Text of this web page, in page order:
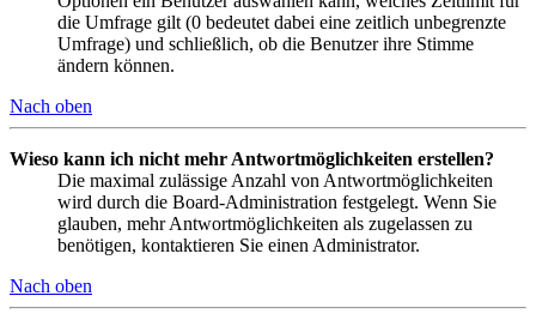
die Umfrage gilt (0 bedeutet dabei eine zeitlich unbegrenzte
Umfrage) und schließlich, ob die Benutzer ihre Stimme
ändern können.
Nach oben
Wieso kann ich nicht mehr Antwortmöglichkeiten erstellen?
Die maximal zulässige Anzahl von Antwortmöglichkeiten
wird durch die Board-Administration festgelegt. Wenn Sie
glauben, mehr Antwortmöglichkeiten als zugelassen zu
benötigen, kontaktieren Sie einen Administrator.
Nach oben